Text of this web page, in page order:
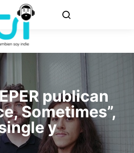
publican
Sometimes”,
y